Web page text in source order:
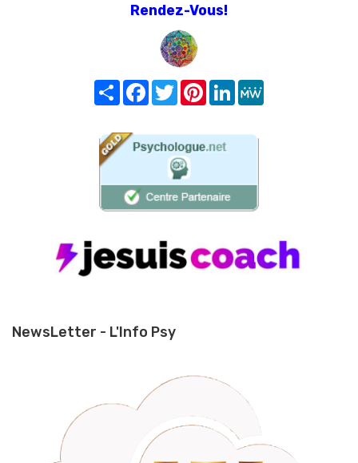
Rendez-Vous!
Share FacebookTwitterPinterest
LinkedIn
NewsLetter - L'Info Psy